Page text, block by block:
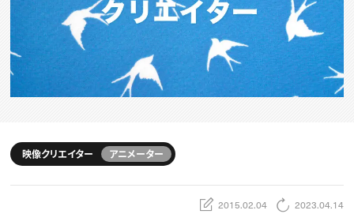
RECRUIT
クリエイター求人を探す
CREATIVE JOB求人検索
特集求人
採用説明会
スキルアップしたい！
デザイン
TOP Creator’s コラム
映像クリエイター アニメーター
2015.02.04 2023.04.14